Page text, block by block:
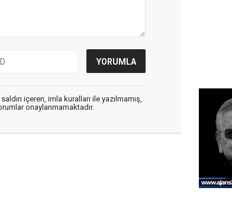
içeren, imla kuralları ile yazılmamış,
onaylanmamaktadır.